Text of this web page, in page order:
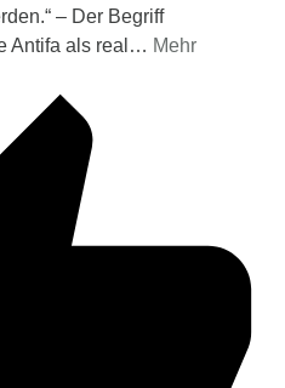
– Der Begriff
Antifa als real … Mehr